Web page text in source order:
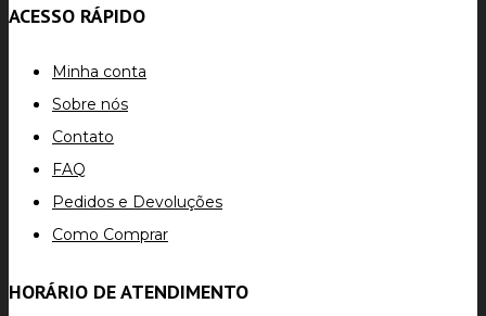
ACESSO RÁPIDO
Minha conta
Sobre nós
Contato
FAQ
Pedidos e Devoluções
Como Comprar
HORÁRIO DE ATENDIMENTO